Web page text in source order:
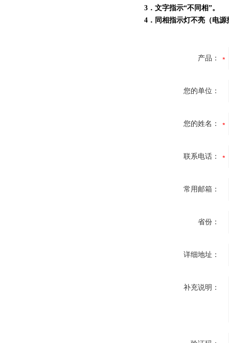
3．文字指示“不同相”。
4．同相指示灯不亮（电
产品：
您的单位：
您的姓名：
联系电话：
常用邮箱：
省份：
详细地址：
补充说明：